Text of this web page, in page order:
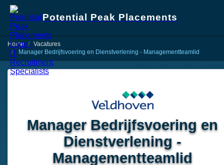
Potential Peak Placements
Home
Vacatures
Manager Bedrijfsvoering en Dienstverlening - Managementteamlid
Manager Bedrijfsvoering en
Dienstverlening -
Managementteamlid